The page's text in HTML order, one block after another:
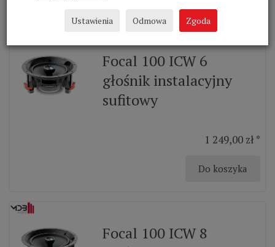
Focal 100 ICW 6
głośnik instalacyjny
sufitowy
1 249,00 zł *
Do koszyka
Focal 100 ICW 8
Ustawienia Odmowa Zgoda